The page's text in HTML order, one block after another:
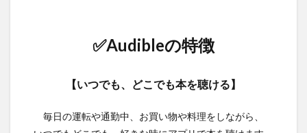
✅Audibleの特徴
【いつでも、どこでも本を聴ける】
毎日の運転や通勤中、お買い物や料理をしながら、